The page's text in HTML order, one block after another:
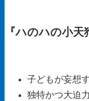
『ハのハの小
子どもが妄想
独特かつ大迫